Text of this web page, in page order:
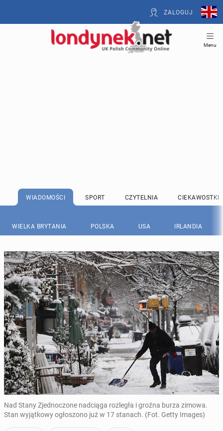
ZALOGUJ
Menu
WIADOMOŚCI SPORT CZYTELNIA CIEKAWOSTKI
WIELKA BRYTANIA POLSKA USA IRLANDIA
Nad Stany Zjednoczone nadciąga rozległa i groźna burza zimowa.
Stan wyjątkowy ogłoszono już w 17 stanach. (Fot. Getty Images)